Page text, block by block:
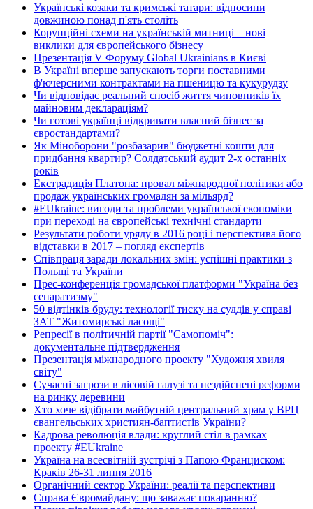
Українські козаки та кримські татари: відносини
довжиною понад п'ять століть
Корупційні схеми на українській митниці – нові
виклики для європейського бізнесу
Презентація V Форуму Global Ukrainians в Києві
В Україні вперше запускають торги поставними
ф'ючерсними контрактами на пшеницю та кукурудзу
Чи відповідає реальний спосіб життя чиновників їх
майновим деклараціям?
Чи готові українці відкривати власний бізнес за
євростандартами?
Як Міноборони "розбазарив" бюджетні кошти для
придбання квартир? Солдатський аудит 2-х останніх
років
Екстрадиція Платона: провал міжнародної політики або
продаж українських громадян за мільярд?
#EUkraine: вигоди та проблеми української економіки
при переході на європейські технічні стандарти
Результати роботи уряду в 2016 році і перспектива його
відставки в 2017 – погляд експертів
Співпраця заради локальних змін: успішні практики з
Польщі та України
Прес-конференція громадської платформи "Україна без
сепаратизму"
50 відтінків бруду: технології тиску на суддів у справі
ЗАТ "Житомирські ласощі"
Репресії в політичній партії "Самопоміч":
документальне підтвердження
Презентація міжнародного проекту "Художня хвиля
світу"
Сучасні загрози в лісовій галузі та нездійснені реформи
на ринку деревини
Хто хоче відібрати майбутній центральний храм у ВРЦ
євангельських християн-баптистів України?
Кадрова революція влади: круглий стіл в рамках
проекту #EUkraine
Україна на всесвітній зустрічі з Папою Франциском:
Краків 26-31 липня 2016
Органічний сектор України: реалії та перспективи
Справа Євромайдану: що заважає покаранню?